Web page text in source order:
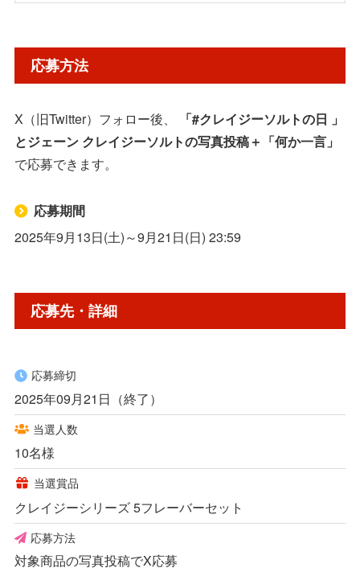
応募先・詳細
応募方法
X（旧Twitter）フォロー後、
「#クレイジーソルトの日 」
とジェーン クレイジーソルトの写真投稿＋「何か一言」
で応募できます。
応募期間
2025年9月13日(土)～9月21日(日) 23:59
応募先・詳細
応募締切
2025年09月21日（終了）
当選人数
10名様
当選賞品
クレイジーシリーズ 5フレーバーセット
応募方法
対象商品の写真投稿でX応募